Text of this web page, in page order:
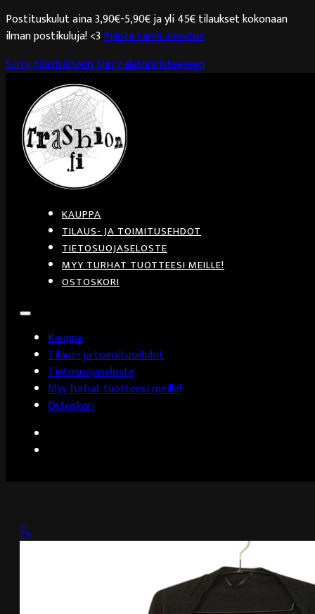
Postituskulut aina 3,90€-5,90€ ja yli 45€ tilaukset kokonaan
ilman postikuluja! <3Piilota tämä ilmoitus
Siirry pääsisältöönSiirry alatunnisteeseen
KAUPPA
TILAUS- JA TOIMITUSEHDOT
TIETOSUOJASELOSTE
MYY TURHAT TUOTTEESI MEILLE!
OSTOSKORI
Kauppa
Tilaus- ja toimitusehdot
Tietosuojaseloste
Myy turhat tuotteesi meille!
Ostoskori
🔍